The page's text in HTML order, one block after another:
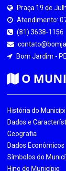
Praça 19 de
Atendimento:
(81) 3638-1156
Bom Jardim - PE
O
História do
Dados e
Geografia
Dados Econômicos
Símbolos do
Hino do Município